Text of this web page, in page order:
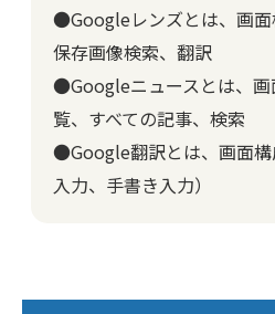
●Googleレンズとは、画面
保存画像検索、翻訳
●Googleニュースとは、画
覧、すべての記事、検索
●Google翻訳とは、画面構
入力、手書き入力）